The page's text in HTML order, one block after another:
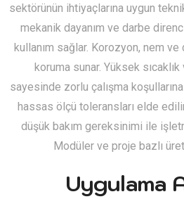
sektörünün ihtiyaçlarına uygun
mekanik dayanım ve darbe
kullanım sağlar. Korozyon, nem ve
koruma sunar. Yüksek
sayesinde zorlu çalışma
hassas ölçü toleransları elde
düşük bakım gereksinimi ile
Modüler ve proje bazlı
Uygulama